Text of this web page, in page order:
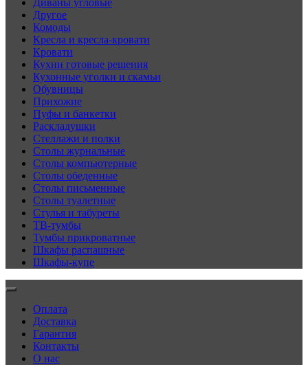
Диваны угловые
Другое
Комоды
Кресла и кресла-кровати
Кровати
Кухни готовые решения
Кухонные уголки и скамьи
Обувницы
Прихожие
Пуфы и банкетки
Раскладушки
Стеллажи и полки
Столы журнальные
Столы компьютерные
Столы обеденные
Столы письменные
Столы туалетные
Стулья и табуреты
ТВ-тумбы
Тумбы прикроватные
Шкафы распашные
Шкафы-купе
Оплата
Доставка
Гарантия
Контакты
О нас